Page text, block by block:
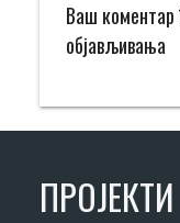
Ваш коментар
објављивања
ПРОЈЕКТИ